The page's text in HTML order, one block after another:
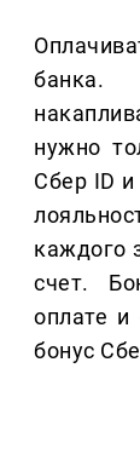
нужно
Сбер ID и
каждого
счет.
оплате и
бонус